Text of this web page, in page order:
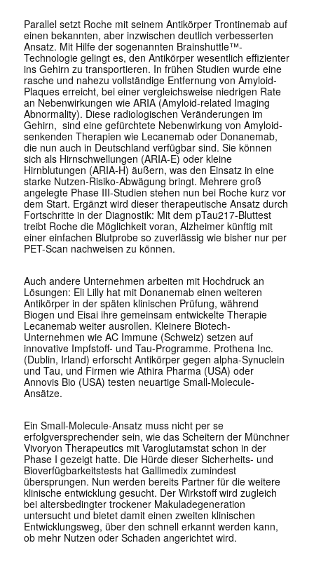
Parallel setzt Roche mit seinem Antikörper Trontinemab auf
einen bekannten, aber inzwischen deutlich verbesserten
Ansatz. Mit Hilfe der sogenannten Brainshuttle™-
Technologie gelingt es, den Antikörper wesentlich effizienter
ins Gehirn zu transportieren. In frühen Studien wurde eine
rasche und nahezu vollständige Entfernung von Amyloid-
Plaques erreicht, bei einer vergleichsweise niedrigen Rate
an Nebenwirkungen wie ARIA (Amyloid-related Imaging
Abnormality). Dieseradiologischen Veränderungen im
Gehirn, sind eine gefürchtete Nebenwirkung von Amyloid-
senkenden Therapien wie Lecanemab oder Donanemab,
die nun auch in Deutschland verfügbar sind. Sie können
sich als Hirnschwellungen (ARIA-E) oder kleine
Hirnblutungen (ARIA-H) äußern, was den Einsatz in eine
starke Nutzen-Risiko-Abwägung bringt. Mehrere groß
angelegte Phase III-Studien stehen nun bei Roche kurz vor
dem Start. Ergänzt wird dieser therapeutische Ansatz durch
Fortschritte in der Diagnostik: Mit dem pTau217-Bluttest
treibt Roche die Möglichkeit voran, Alzheimer künftig mit
einer einfachen Blutprobe so zuverlässig wie bisher nur per
PET-Scan nachweisen zu können.
Auch andere Unternehmen arbeiten mit Hochdruck an
Lösungen: Eli Lilly hat mit Donanemab einen weiteren
Antikörper in der späten klinischen Prüfung, während
Biogen und Eisai ihre gemeinsam entwickelte Therapie
Lecanemab weiter ausrollen. Kleinere Biotech-
Unternehmen wie AC Immune (Schweiz) setzen auf
innovative Impfstoff- und Tau-Programme. Prothena Inc.
(Dublin, Irland) erforscht Antikörper gegen alpha-Synuclein
und Tau, und Firmen wie Athira Pharma (USA) oder
Annovis Bio (USA) testen neuartige Small-Molecule-
Ansätze.
Ein Small-Molecule-Ansatz muss nicht per se
erfolgversprechender sein, wie das Scheitern der Münchner
Vivoryon Therapeutics mit Varoglutamstat schon in der
Phase I gezeigt hatte. Die Hürde dieser Sicherheits- und
Bioverfügbarkeitstests hat Gallimedix zumindest
übersprungen. Nun werden bereits Partner für die weitere
klinische entwicklung gesucht. Der Wirkstoff wird zugleich
bei altersbedingter trockener Makuladegeneration
untersucht und bietet damit einen zweiten klinischen
Entwicklungsweg, über den schnell erkannt werden kann,
ob mehr Nutzen oder Schaden angerichtet wird.